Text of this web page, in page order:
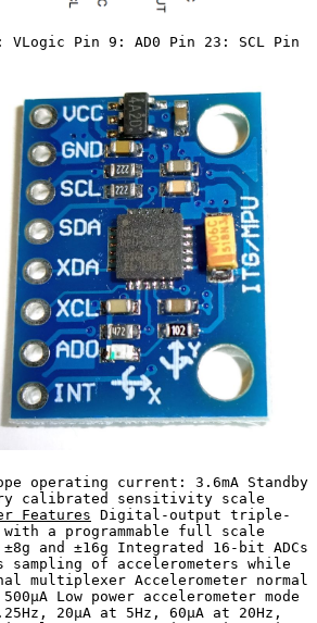
VLogic Pin 9: AD0 Pin 23: SCL Pin
operating current: 3.6mA Standby
calibrated sensitivity scale
Features Digital-output triple-
a programmable full scale
and ±16g Integrated 16-bit ADCs
sampling of accelerometers while
multiplexer Accelerometer normal
Low power accelerometer mode
20µA at 5Hz, 60µA at 20Hz,